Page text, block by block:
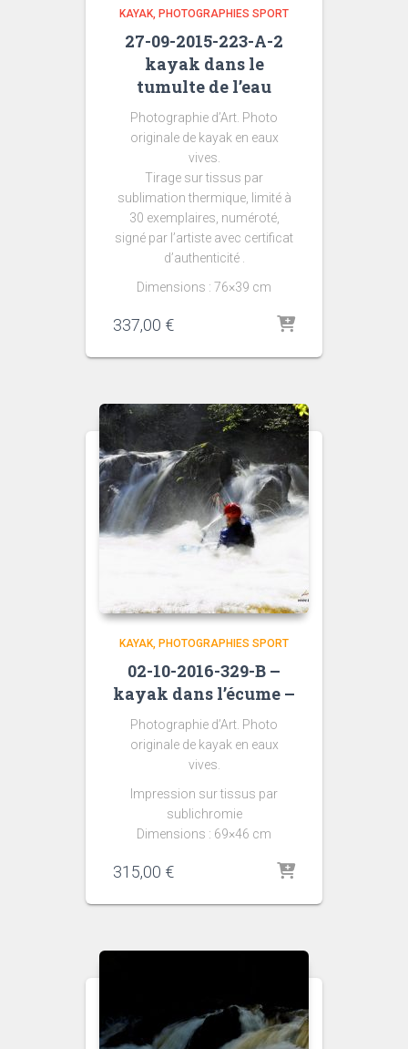
KAYAK PHOTOGRAPHIES SPORT
27-09-2015-223-A-2
kayak dans le
tumulte de l’eau
Photographie d’Art. Photo
originale de kayak en eaux
vives.
Tirage sur tissus par
sublimation thermique, limité à
30 exemplaires, numéroté,
signé par l’artiste avec certificat
d’authenticité .
Dimensions : 76×39 cm
337,00 €
KAYAK PHOTOGRAPHIES SPORT
02-10-2016-329-B –
kayak dans l’écume –
Photographie d’Art. Photo
originale de kayak en eaux
vives.
Impression sur tissus par
sublichromie
Dimensions : 69×46 cm
315,00 €